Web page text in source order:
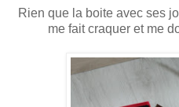
Rien que la boite avec ses
me fait craquer et me